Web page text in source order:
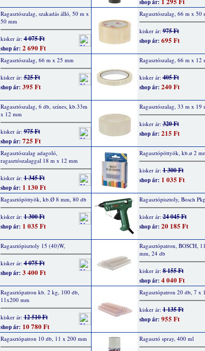
shop ár:
Ragasztószalag, szakadás álló, 50 m x
50 mm
kisker ár:4 075 Ft
shop ár: 2 690 Ft
Ragasztószalag, 66 m x 50
kisker ár:975 Ft
shop ár: 695 Ft
Ragasztószalag, 66 m x 25 mm
kisker ár:525 Ft
shop ár: 395 Ft
Ragasztószalag, 66 m x 12
kisker ár:405 Ft
shop ár: 240 Ft
Ragasztószalag, 6 db, színes, kb.33m
x 12 mm
kisker ár:975 Ft
shop ár: 725 Ft
Ragasztószalag, 33 m x 19
kisker ár:320 Ft
shop ár: 215 Ft
Ragasztószalag adagoló,
ragasztószalaggal 18 m x 12 mm
kisker ár:1 345 Ft
shop ár: 1 130 Ft
Ragasztópöttyök, kb.ø 2
kisker ár:1 300 Ft
shop ár: 1 035 Ft
Ragasztópöttyök, kb.Ø 8 mm, 80 db
kisker ár:1 300 Ft
shop ár: 1 035 Ft
Ragasztópisztoly, Bosch
kisker ár:24 045 Ft
shop ár: 20 185 Ft
Ragasztópisztoly 15 (40)W,
kisker ár:4 075 Ft
shop ár: 3 400 Ft
Ragasztópatron, BOSCH,
mm, 24 db
kisker ár:8 155 Ft
shop ár: 4 040 Ft
Ragasztópatron kb. 2 kg, 100 db,
11x200 mm
kisker ár:12 510 Ft
shop ár: 10 780 Ft
Ragasztópatron 20 db, 7 x
kisker ár:1 135 Ft
shop ár: 955 Ft
Ragasztópatron 10 db, 11 x 200 mm Ragasztó spray, 400 ml